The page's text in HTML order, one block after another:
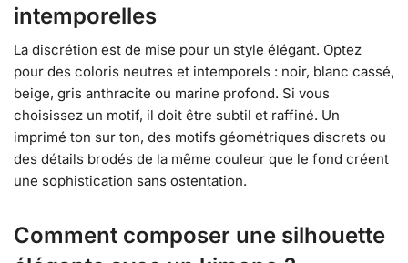
intemporelles
La discrétion est de mise pour un style élégant. Optez
pour des coloris neutres et intemporels : noir, blanc cassé,
beige, gris anthracite ou marine profond. Si vous
choisissez un motif, il doit être subtil et raffiné. Un
imprimé ton sur ton, des motifs géométriques discrets ou
des détails brodés de la même couleur que le fond créent
une sophistication sans ostentation.
Comment composer une silhouette